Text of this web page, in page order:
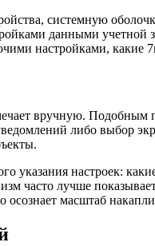
системную
данными
настройками, какие
вручную.
либо выбор
указания настроек:
часто лучше
осознает масштаб